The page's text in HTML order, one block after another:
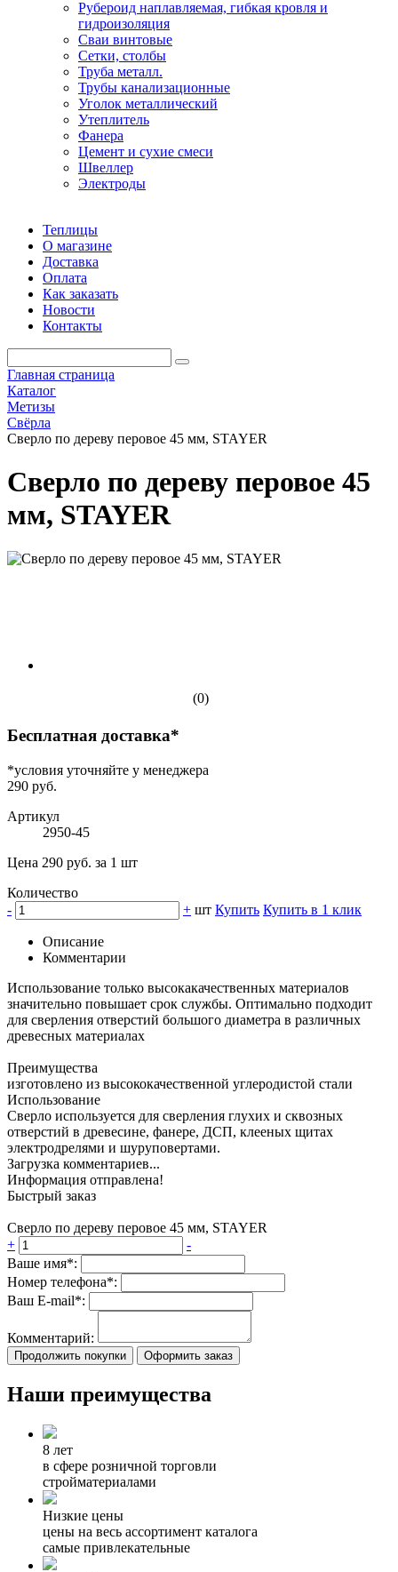
Рубероид наплавляемая, гибкая кровля и
гидроизоляция
Сваи винтовые
Сетки, столбы
Труба металл.
Трубы канализационные
Уголок металлический
Утеплитель
Фанера
Цемент и сухие смеси
Швеллер
Электроды
Теплицы
О магазине
Доставка
Оплата
Как заказать
Новости
Контакты
Главная страница
Каталог
Метизы
Свёрла
Сверло по дереву перовое 45 мм, STAYER
Сверло по дереву перовое 45
мм, STAYER
(0)
Бесплатная доставка*
*условия уточняйте у менеджера
290 руб.
Артикул
2950-45
Цена 290 руб. за 1 шт
Количество
-
+ шт Купить Купить в 1 клик
Описание
Комментарии
Использование только высокакачественных материалов
значительно повышает срок службы. Оптимально подходит
для сверления отверстий большого диаметра в различных
древесных материалах
Преимущества
изготовлено из высококачественной углеродистой стали
Использование
Сверло используется для сверления глухих и сквозных
отверстий в древесине, фанере, ДСП, клееных щитах
электродрелями и шуруповертами.
Загрузка комментариев...
Информация отправлена!
Быстрый заказ
Сверло по дереву перовое 45 мм, STAYER
+
-
Ваше имя*:
Номер телефона*:
Ваш E-mail*:
Комментарий:
Продолжить покупки Оформить заказ
Наши преимущества
8 лет
в сфере розничной торговли
стройматериалами
Низкие цены
цены на весь ассортимент каталога
самые привлекательные